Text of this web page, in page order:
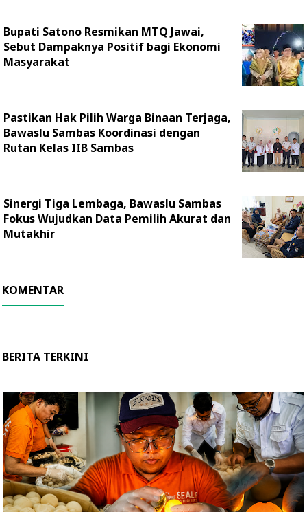
Bupati Satono Resmikan MTQ Jawai,
Sebut Dampaknya Positif bagi Ekonomi
Masyarakat
Pastikan Hak Pilih Warga Binaan Terjaga,
Bawaslu Sambas Koordinasi dengan
Rutan Kelas IIB Sambas
Sinergi Tiga Lembaga, Bawaslu Sambas
Fokus Wujudkan Data Pemilih Akurat dan
Mutakhir
KOMENTAR
BERITA TERKINI